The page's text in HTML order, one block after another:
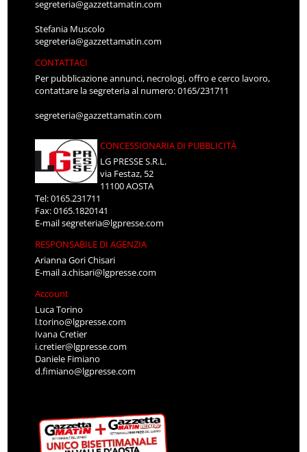
segreteria@gazzettamatin.com
Stefania Muscolo
segreteria@gazzettamatin.com
CONTATTACI
Per pubblicazione annunci, necrologi, offro e cerco lavoro,
contattare la segreteria al numero: 0165/231711
segreteria@gazzettamatin.com
CONCESSIONARIA DI PUBBLICITÀ
LG PRESSE S.R.L.
via Festaz, 52
11100 AOSTA
Tel: 0165.231711
Fax: 0165.1820141
E-mailsegreteria@lgpresse.com
RESPONSABILE DI AGENZIA
Arianna Gori Chisari
E-maila.chisari@lgpresse.com
Account
Luca Torino
l.torino@lgpresse.com
Ivana Cretier
i.cretier@lgpresse.com
Daniele Fimiano
d.fimiano@lgpresse.com